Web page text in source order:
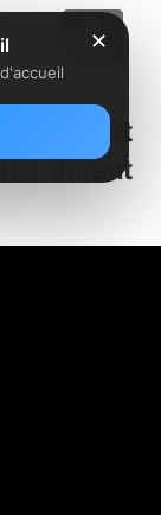
films et
durant
✕